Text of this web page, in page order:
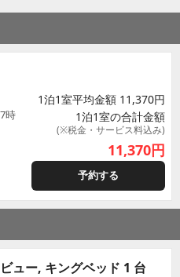
時
1泊1室平均金額 11,370円
1泊1室の合計金額
(※税金・サービス料込み)
11,370円
予約する
ュー, キングベッド 1 台